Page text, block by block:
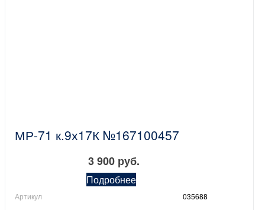
МР-71 к.9х17К №167100457
3 900 руб.
Подробнее
Артикул 035688